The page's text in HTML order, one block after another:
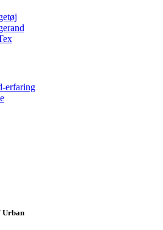
erfaring
Urban